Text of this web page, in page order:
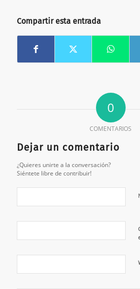
Compartir esta entrada
0
COMENTARIOS
Dejar un comentario
¿Quieres unirte a la conversación?
Siéntete libre de contribuir!